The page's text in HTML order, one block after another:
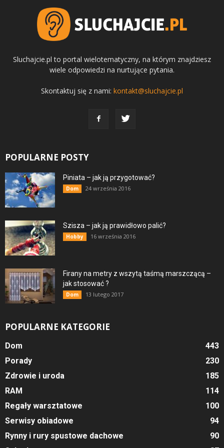
Sluchajcie.pl to portal wielotematyczny, na którym znajdziesz
wiele odpowiedzi na nurtujące pytania.
Skontaktuj się z nami: kontakt@sluchajcie.pl
POPULARNE POSTY
Piniata – jak ją przygotować?
Dom 24 września 2016
Szisza – jak ją prawidłowo palić?
Hobby 16 września 2016
Firany na metry z wszytą taśmą marszczącą –
jak stosować ?
Dom 13 lutego 2017
POPULARNE KATEGORIE
Dom
443
Porady
230
Zdrowie i uroda
185
RAM
114
Regały warsztatowe
100
Serwisy obiadowe
94
Rynny i rury spustowe dachowe
90